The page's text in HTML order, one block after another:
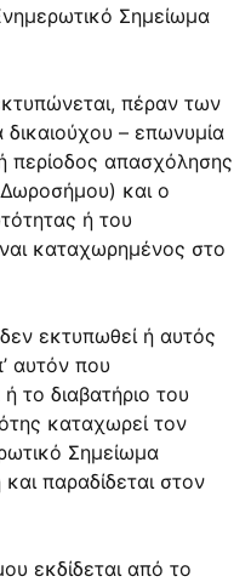
Σημείωμα
πέραν των
– επωνυμία
περίοδος απασχόλησης
και ο
ή του
καταχωρημένος στο
εκτυπωθεί ή αυτός
αυτόν που
το διαβατήριο του
καταχωρεί τον
Σημείωμα
παραδίδεται στον
εκδίδεται από το